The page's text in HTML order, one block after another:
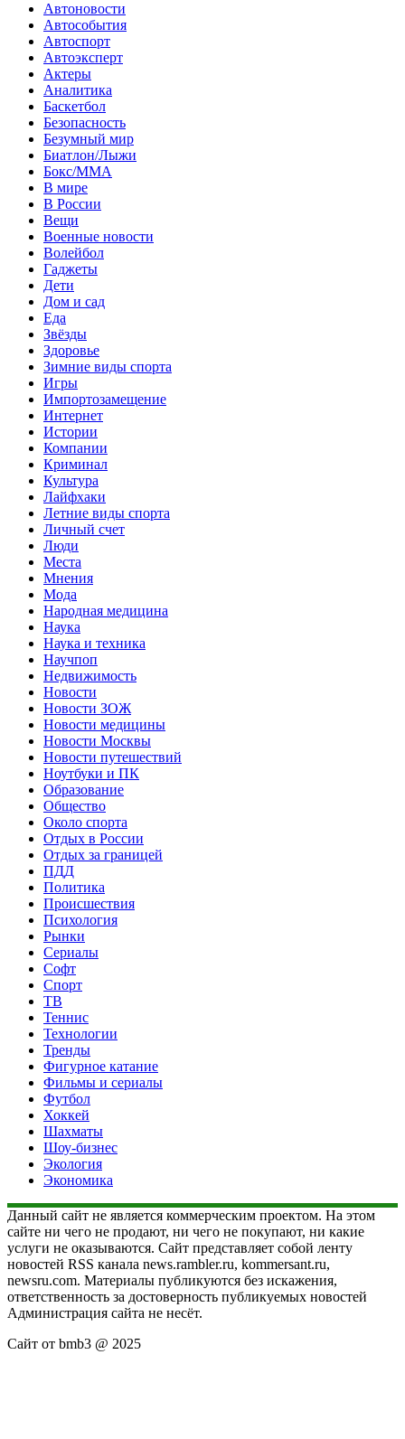
Автоновости
Автособытия
Автоспорт
Автоэксперт
Актеры
Аналитика
Баскетбол
Безопасность
Безумный мир
Биатлон/Лыжи
Бокс/MMA
В мире
В России
Вещи
Военные новости
Волейбол
Гаджеты
Дети
Дом и сад
Еда
Звёзды
Здоровье
Зимние виды спорта
Игры
Импортозамещение
Интернет
Истории
Компании
Криминал
Культура
Лайфхаки
Летние виды спорта
Личный счет
Люди
Места
Мнения
Мода
Народная медицина
Наука
Наука и техника
Научпоп
Недвижимость
Новости
Новости ЗОЖ
Новости медицины
Новости Москвы
Новости путешествий
Ноутбуки и ПК
Образование
Общество
Около спорта
Отдых в России
Отдых за границей
ПДД
Политика
Происшествия
Психология
Рынки
Сериалы
Софт
Спорт
ТВ
Теннис
Технологии
Тренды
Фигурное катание
Фильмы и сериалы
Футбол
Хоккей
Шахматы
Шоу-бизнес
Экология
Экономика
Данный сайт не является коммерческим проектом. На этом
сайте ни чего не продают, ни чего не покупают, ни какие
услуги не оказываются. Сайт представляет собой ленту
новостей RSS канала news.rambler.ru, kommersant.ru,
newsru.com. Материалы публикуются без искажения,
ответственность за достоверность публикуемых новостей
Администрация сайта не несёт.
Сайт от bmb3 @ 2025